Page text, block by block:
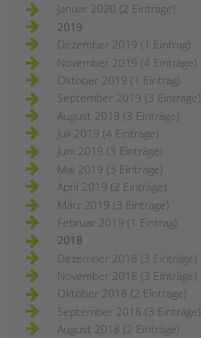
Januar 2020 (2 Einträge)
2019
Dezember 2019 (1 Eintrag)
November 2019 (4 Einträge)
Oktober 2019 (1 Eintrag)
September 2019 (3 Einträge)
August 2019 (3 Einträge)
Juli 2019 (4 Einträge)
Juni 2019 (3 Einträge)
Mai 2019 (3 Einträge)
April 2019 (2 Einträge)
März 2019 (3 Einträge)
Februar 2019 (1 Eintrag)
2018
Dezember 2018 (3 Einträge)
November 2018 (3 Einträge)
Oktober 2018 (2 Einträge)
September 2018 (3 Einträge)
August 2018 (2 Einträge)